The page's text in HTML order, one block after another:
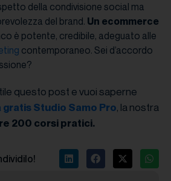
della condivisione social ma
del brand. Un ecommerce
è potente, credibile, adeguato alle
contemporaneo. Sei d’accordo
questo post e vuoi saperne
gratis Studio Samo Pro, la nostra
200 corsi pratici.